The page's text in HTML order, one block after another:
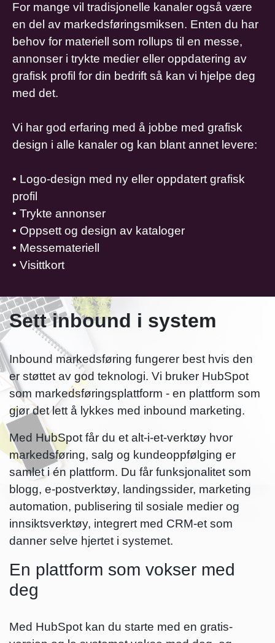
For mange vil tradisjonelle kanaler også være
en del av markedsføringsmiksen. Enten du har
behov for materiell som rollups til en messe,
annonser i trykte medier eller oppdatering av
grafisk profil for din bedrift så kan vi hjelpe deg
med det.
Vi har god erfaring med å jobbe med grafisk
design i alle kanaler og kan blant annet levere:
• Logo-design med ny eller oppdatert grafisk
profil
• Trykte annonser
• Oppsett og design av kataloger
• Messemateriell
• Visittkort
Sett inbound i system
Inbound markedsføring fungerer best hvis den
er støttet av god teknologi. Vi bruker HubSpot
som markedsføringsplattform - en plattform som
gjør det lett å lykkes med inbound marketing.
Med HubSpot får du et alt-i-et-verktøy hvor
markedsføring, salg og kundeoppfølging er
samlet i én plattform. Du får funksjonalitet som
blogg, e-postverktøy, landingssider, marketing
automation, publisering til sosiale medier og
innsiktsverktøy, integrert med CRM-et som
danner selve hjertet i systemet.
En plattform som vokser med
deg
Med HubSpot kan du starte med en gratis-